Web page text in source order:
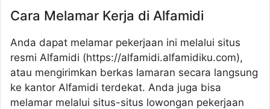
Cara Melamar Kerja di Alfamidi
Anda dapat melamar pekerjaan ini melalui situs
resmi Alfamidi (https://alfamidi.alfamidiku.com),
atau mengirimkan berkas lamaran secara langsung
ke kantor Alfamidi terdekat. Anda juga bisa
melamar melalui situs-situs lowongan pekerjaan